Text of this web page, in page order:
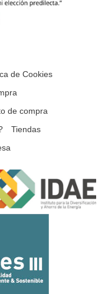
de Cookies
de compra
Tiendas